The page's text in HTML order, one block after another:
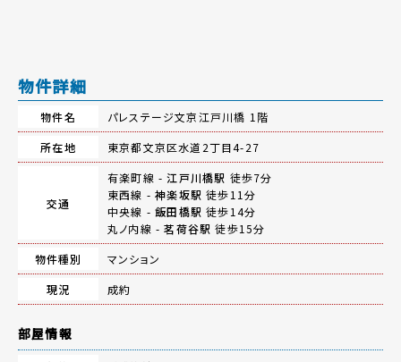
物件詳細
物件名
パレステージ文京江戸川橋 1階
所在地
東京都文京区水道2丁目4-27
交通
有楽町線 -江戸川橋駅 徒歩7分
東西線 -神楽坂駅 徒歩11分
中央線 -飯田橋駅 徒歩14分
丸ノ内線 -茗荷谷駅 徒歩15分
物件種別
マンション
現況
成約
部屋情報